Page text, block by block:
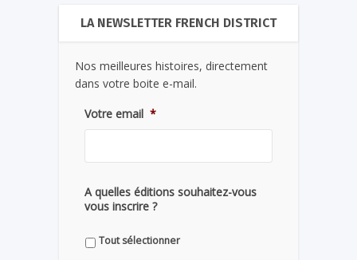
LA NEWSLETTER FRENCH DISTRICT
Nos meilleures histoires, directement
dans votre boite e-mail.
Votre email *
A quelles éditions souhaitez-vous
vous inscrire ?
Tout sélectionner